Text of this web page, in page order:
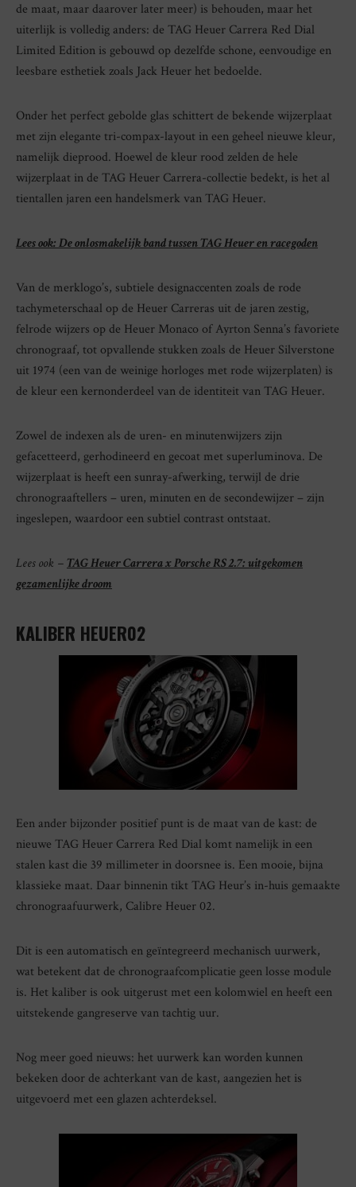
de maat, maar daarover later meer) is behouden, maar het
uiterlijk is volledig anders: de TAG Heuer Carrera Red Dial
Limited Edition is gebouwd op dezelfde schone, eenvoudige en
leesbare esthetiek zoals Jack Heuer het bedoelde.
Onder het perfect gebolde glas schittert de bekende wijzerplaat
met zijn elegante tri-compax-layout in een geheel nieuwe kleur,
namelijk dieprood. Hoewel de kleur rood zelden de hele
wijzerplaat in de TAG Heuer Carrera-collectie bedekt, is het al
tientallen jaren een handelsmerk van TAG Heuer.
Lees ook: De onlosmakelijk band tussen TAG Heuer en racegoden
Van de merklogo’s, subtiele designaccenten zoals de rode
tachymeterschaal op de Heuer Carreras uit de jaren zestig,
felrode wijzers op de Heuer Monaco of Ayrton Senna’s favoriete
chronograaf, tot opvallende stukken zoals de Heuer Silverstone
uit 1974 (een van de weinige horloges met rode wijzerplaten) is
de kleur een kernonderdeel van de identiteit van TAG Heuer.
Zowel de indexen als de uren- en minutenwijzers zijn
gefacetteerd, gerhodineerd en gecoat met superluminova. De
wijzerplaat is heeft een sunray-afwerking, terwijl de drie
chronograaftellers – uren, minuten en de secondewijzer – zijn
ingeslepen, waardoor een subtiel contrast ontstaat.
Lees ook –TAG Heuer Carrera x Porsche RS 2.7: uitgekomen
gezamenlijke droom
KALIBER HEUER02
Een ander bijzonder positief punt is de maat van de kast: de
nieuwe TAG Heuer Carrera Red Dial komt namelijk in een
stalen kast die 39 millimeter in doorsnee is. Een mooie, bijna
klassieke maat. Daar binnenin tikt TAG Heur’s in-huis gemaakte
chronograafuurwerk, Calibre Heuer 02.
Dit is een automatisch en geïntegreerd mechanisch uurwerk,
wat betekent dat de chronograafcomplicatie geen losse module
is. Het kaliber is ook uitgerust met een kolomwiel en heeft een
uitstekende gangreserve van tachtig uur.
Nog meer goed nieuws: het uurwerk kan worden kunnen
bekeken door de achterkant van de kast, aangezien het is
uitgevoerd met een glazen achterdeksel.